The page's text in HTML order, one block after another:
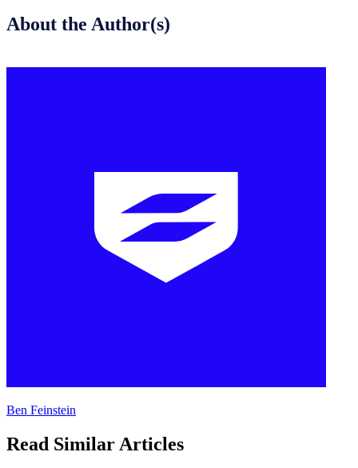
About the Author(s)
Ben Feinstein
Read Similar Articles